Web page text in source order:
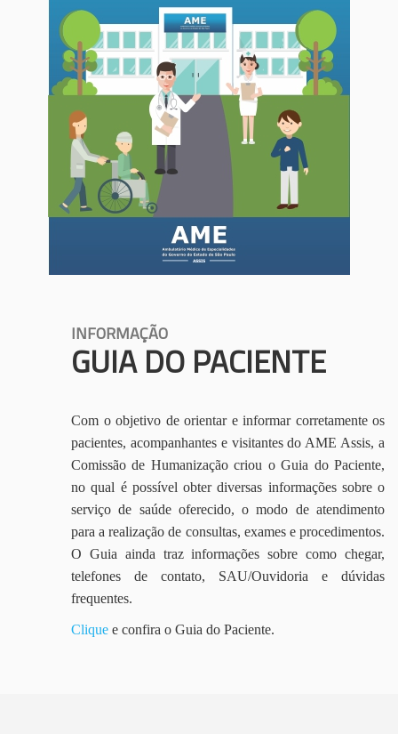
INFORMAÇÃO
GUIA DO PACIENTE
Com o objetivo de orientar e informar corretamente os
pacientes, acompanhantes e visitantes do AME Assis, a
Comissão de Humanização criou o Guia do Paciente,
no qual é possível obter diversas informações sobre o
serviço de saúde oferecido, o modo de atendimento
para a realização de consultas, exames e procedimentos.
O Guia ainda traz informações sobre como chegar,
telefones de contato, SAU/Ouvidoria e dúvidas
frequentes.
Clique e confira o Guia do Paciente.